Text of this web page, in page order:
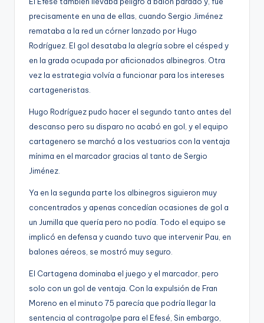
precisamente en una de ellas, cuando Sergio Jiménez
remataba a la red un córner lanzado por Hugo
Rodríguez. El gol desataba la alegría sobre el césped y
en la grada ocupada por aficionados albinegros. Otra
vez la estrategia volvía a funcionar para los intereses
cartageneristas.
Hugo Rodríguez pudo hacer el segundo tanto antes del
descanso pero su disparo no acabó en gol, y el equipo
cartagenero se marchó a los vestuarios con la ventaja
mínima en el marcador gracias al tanto de Sergio
Jiménez.
Ya en la segunda parte los albinegros siguieron muy
concentrados y apenas concedían ocasiones de gol a
un Jumilla que quería pero no podía. Todo el equipo se
implicó en defensa y cuando tuvo que intervenir Pau, en
balones aéreos, se mostró muy seguro.
El Cartagena dominaba el juego y el marcador, pero
solo con un gol de ventaja. Con la expulsión de Fran
Moreno en el minuto 75 parecía que podría llegar la
sentencia al contragolpe para el Efesé, Sin embargo,